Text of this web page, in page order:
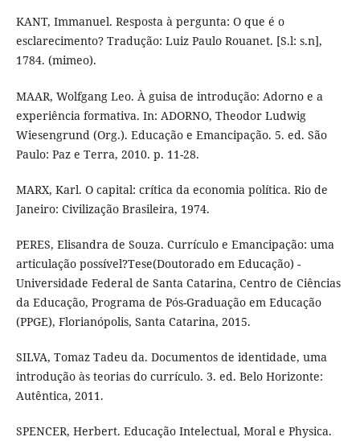
KANT, Immanuel. Resposta à pergunta: O que é o
esclarecimento? Tradução: Luiz Paulo Rouanet. [S.l: s.n],
1784. (mimeo).
MAAR, Wolfgang Leo. À guisa de introdução: Adorno e a
experiência formativa. In: ADORNO, Theodor Ludwig
Wiesengrund (Org.). Educação e Emancipação. 5. ed. São
Paulo: Paz e Terra, 2010. p. 11-28.
MARX, Karl. O capital: crítica da economia política. Rio de
Janeiro: Civilização Brasileira, 1974.
PERES, Elisandra de Souza. Currículo e Emancipação: uma
articulação possível?Tese(Doutorado em Educação) -
Universidade Federal de Santa Catarina, Centro de Ciências
da Educação, Programa de Pós-Graduação em Educação
(PPGE), Florianópolis, Santa Catarina, 2015.
SILVA, Tomaz Tadeu da. Documentos de identidade, uma
introdução às teorias do currículo. 3. ed. Belo Horizonte:
Autêntica, 2011.
SPENCER, Herbert. Educação Intelectual, Moral e Physica.